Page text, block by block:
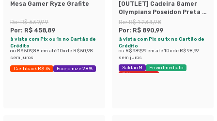
Mesa Gamer Ryze Grafite
De:R$ 639,99
Por: R$ 458,89
à vista com Pix ou 1x no Cartão de
Crédito
ou R$ 509,88 em até10x de R$ 50,98
sem juros
Cashback R$ 75 Economize 28%
[OUTLET] Cadeira Gamer
Olympians Poseidon Preta e
Vermelha
De:R$ 1.234,98
Por: R$ 890,99
à vista com Pix ou 1x no Cartão de
Crédito
ou R$ 989,99 em até10x de R$ 98,99
sem juros
Saldão M
Envio Imediato
Últimas peças